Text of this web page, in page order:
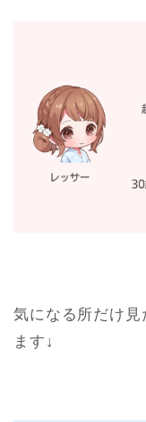
気になる所だけ見
ます↓